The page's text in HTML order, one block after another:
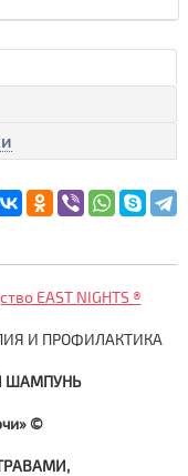
EAST NIGHTS ®
И ПРОФИЛАКТИКА
ШАМПУНЬ
©